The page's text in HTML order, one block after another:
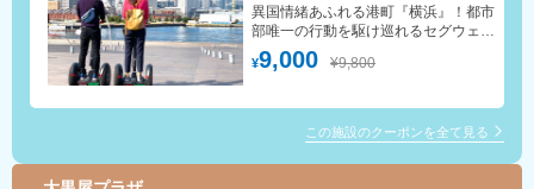
¥9,000 ¥9,800
異国情緒あふれる港町『横浜』！都市
部唯一の行動を駆け巡れるセグウェイ
ツアーで海を感じよう！
この施設のクーポンを全て見る